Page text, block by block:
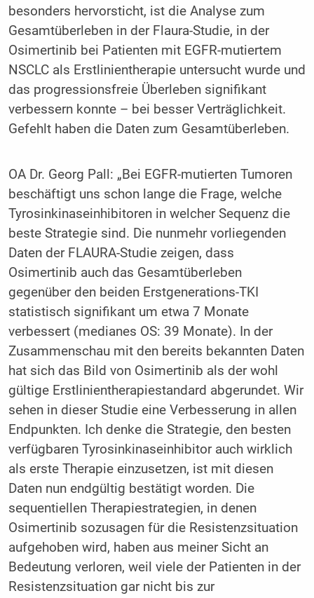
besonders hervorsticht, ist die Analyse zum
Gesamtüberleben in der Flaura-Studie, in der
Osimertinib bei Patienten mit EGFR-mutiertem
NSCLC als Erstlinientherapie untersucht wurde und
das progressionsfreie Überleben signifikant
verbessern konnte – bei besser Verträglichkeit.
Gefehlt haben die Daten zum Gesamtüberleben.
OA Dr. Georg Pall: „Bei EGFR-mutierten Tumoren
beschäftigt uns schon lange die Frage, welche
Tyrosinkinaseinhibitoren in welcher Sequenz die
beste Strategie sind. Die nunmehr vorliegenden
Daten der FLAURA-Studie zeigen, dass
Osimertinib auch das Gesamtüberleben
gegenüber den beiden Erstgenerations-TKI
statistisch signifikant um etwa 7 Monate
verbessert (medianes OS: 39 Monate). In der
Zusammenschau mit den bereits bekannten Daten
hat sich das Bild von Osimertinib als der wohl
gültige Erstlinientherapiestandard abgerundet. Wir
sehen in dieser Studie eine Verbesserung in allen
Endpunkten. Ich denke die Strategie, den besten
verfügbaren Tyrosinkinaseinhibitor auch wirklich
als erste Therapie einzusetzen, ist mit diesen
Daten nun endgültig bestätigt worden. Die
sequentiellen Therapiestrategien, in denen
Osimertinib sozusagen für die Resistenzsituation
aufgehoben wird, haben aus meiner Sicht an
Bedeutung verloren, weil viele der Patienten in der
Resistenzsituation gar nicht bis zur